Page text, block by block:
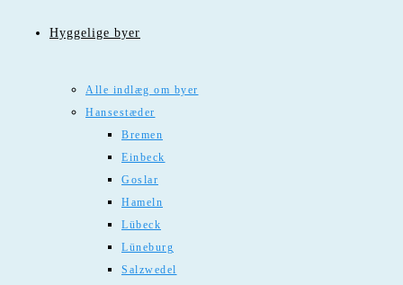
Hyggelige byer
Alle indlæg om byer
Hansestæder
Bremen
Einbeck
Goslar
Hameln
Lübeck
Lüneburg
Salzwedel